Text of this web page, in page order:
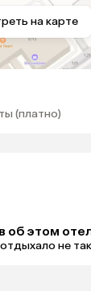
на карте
(платно)
об этом
не